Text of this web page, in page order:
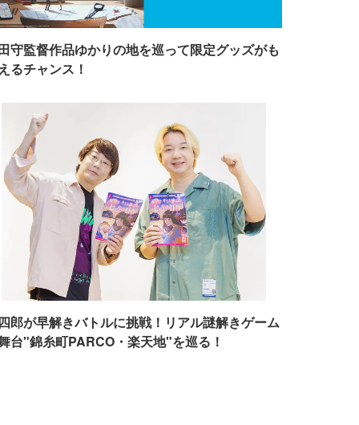
守監督作品ゆかりの地を巡って限定グッズがも
るチャンス！
郎が早解きバトルに挑戦！リアル謎解きゲーム
台"錦糸町PARCO・楽天地"を巡る！